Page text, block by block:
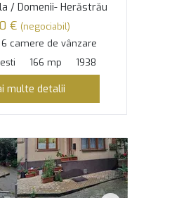
/ Domenii- Herăstrău
€ (negociabil)
camere de vânzare
166 mp 1938
multe detalii